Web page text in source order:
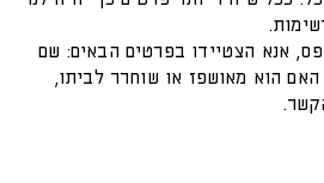
אנא הצטיידו בפרטים הבאים: שם
הוא מאושפז או שוחרר לביתו,